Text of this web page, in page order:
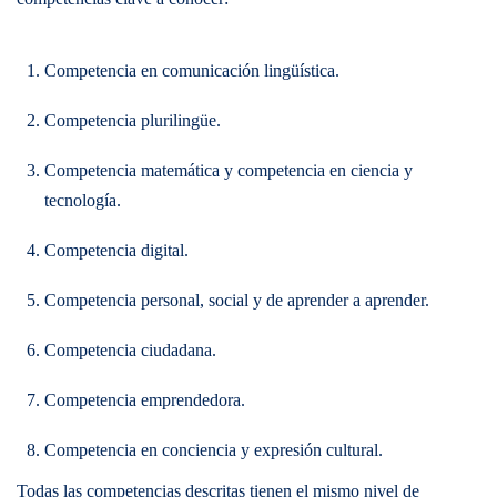
Competencia en comunicación lingüística.
Competencia plurilingüe.
Competencia matemática y competencia en ciencia y
tecnología.
Competencia digital.
Competencia personal, social y de aprender a aprender.
Competencia ciudadana.
Competencia emprendedora.
Competencia en conciencia y expresión cultural.
Todas las competencias descritas tienen el mismo nivel de